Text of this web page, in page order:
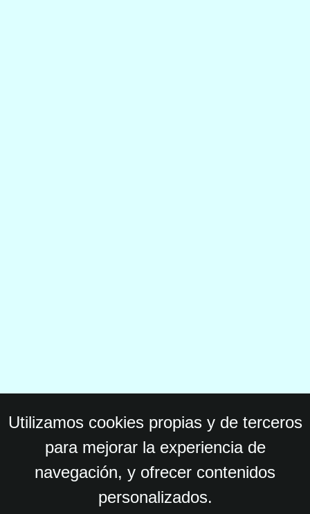
Utilizamos cookies propias y de terceros
para mejorar la experiencia de
navegación, y ofrecer contenidos
personalizados.